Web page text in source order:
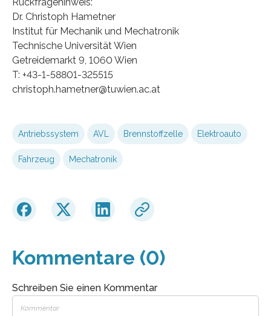
Dr. Christoph Hametner
Institut für Mechanik und Mechatronik
Technische Universität Wien
Getreidemarkt 9, 1060 Wien
T: +43-1-58801-325515
christoph.hametner@tuwien.ac.at
Antriebssystem AVL Brennstoffzelle Elektroauto
Fahrzeug Mechatronik
Kommentare (0)
Schreiben Sie einen Kommentar